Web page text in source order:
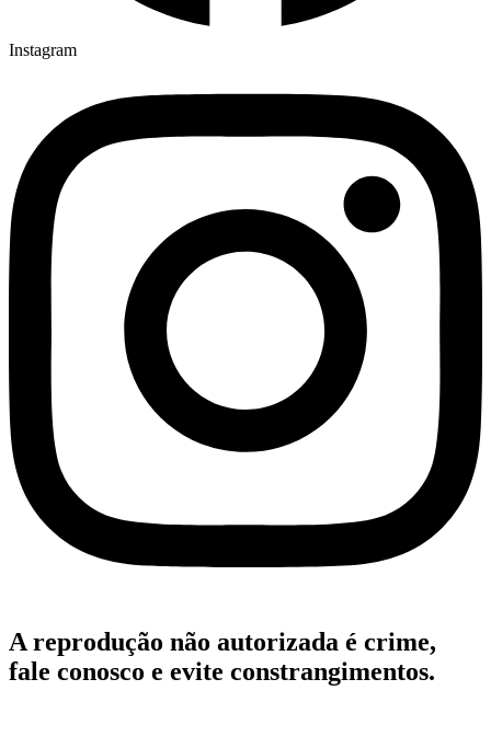
Instagram
A reprodução não autorizada é crime,
fale conosco e evite constrangimentos.